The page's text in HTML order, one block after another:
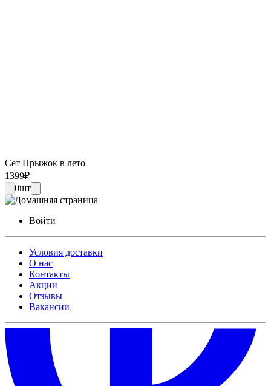
Сет Прыжок в лето
1399₽
0шт
Войти
Условия доставки
О нас
Контакты
Акции
Отзывы
Вакансии